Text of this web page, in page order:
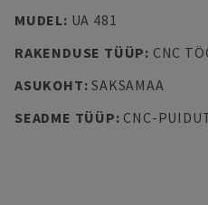
MUDEL: UA 481
RAKENDUSE TÜÜP: CNC
ASUKOHT:SAKSAMAA
SEADME TÜÜP: CNC-